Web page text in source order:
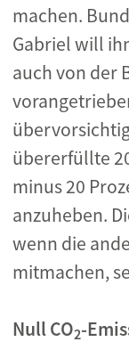
machen.
Gabriel will
auch von der
übererfüllte
minus 20
anzuheben.
wenn die
mitmachen,
Null CO2-